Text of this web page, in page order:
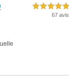
5,0 étoiles sur 5
67 avis